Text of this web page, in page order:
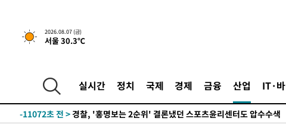
2026.08.07 (금)
서울 30.3℃
실시간 정치 국제 경제 금융 산업 IT·
6시간 전 >내일까지 39도 '펄펄'…기상청 "태풍 지나며 폭염 잠시 꺾인다"
-14158초 전 >'월드컵 탈락 후폭풍' 축구협회…11시간 걸린 초유의 압수수색(
-12387초 전 >
축구협회, 15년 전 심판 성 접대 파문에 "현재는 내부 지침 준
-11072초 전 >
55분 전 >[속보]합참 "北 발사체는 단거리탄도미사일…감시·경계태세 강화"